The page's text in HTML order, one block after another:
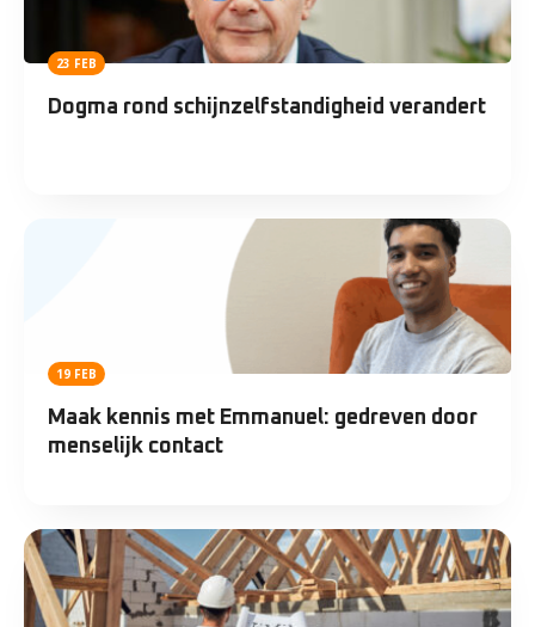
23 FEB
Dogma rond schijnzelfstandigheid verandert
19 FEB
Maak kennis met Emmanuel: gedreven door
menselijk contact